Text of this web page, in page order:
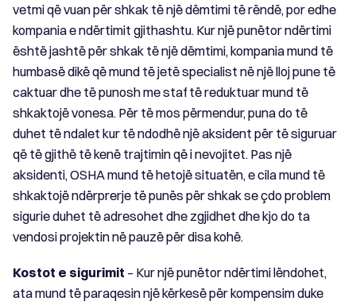
vetmi që vuan për shkak të një dëmtimi të rëndë, por edhe
kompania e ndërtimit gjithashtu. Kur një punëtor ndërtimi
është jashtë për shkak të një dëmtimi, kompania mund të
humbasë dikë që mund të jetë specialist në një lloj pune të
caktuar dhe të punosh me staf të reduktuar mund të
shkaktojë vonesa. Për të mos përmendur, puna do të
duhet të ndalet kur të ndodhë një aksident për të siguruar
që të gjithë të kenë trajtimin që i nevojitet. Pas një
aksidenti, OSHA mund të hetojë situatën, e cila mund të
shkaktojë ndërprerje të punës për shkak se çdo problem
sigurie duhet të adresohet dhe zgjidhet dhe kjo do ta
vendosi projektin në pauzë për disa kohë.
Kostot e sigurimit – Kur një punëtor ndërtimi lëndohet,
ata mund të paraqesin një kërkesë për kompensim duke